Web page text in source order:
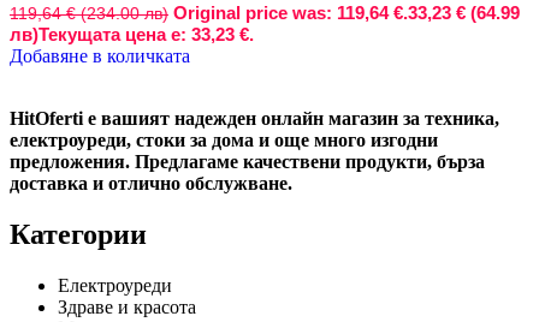
119,64 € (234.00 лв) Original price was: 119,64 €.33,23 € (64.99
лв)Текущата цена е: 33,23 €.
Добавяне в количката
HitOferti е вашият надежден онлайн магазин за техника,
електроуреди, стоки за дома и още много изгодни
предложения. Предлагаме качествени продукти, бърза
доставка и отлично обслужване.
Категории
Електроуреди
Здраве и красота